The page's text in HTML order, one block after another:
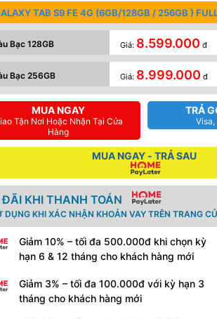
TAB S9 FE 4G (6GB/128GB / 256GB )
Bạc 128GB Giá: 8.599.000 đ
Bạc 256GB Giá: 8.999.000 đ
MUA NGAY
Tận Nơi Hoặc Nhận Tại Cửa
Hàng
TRẢ
Visa,
MUA NGAY - TRẢ SAU
KHI THANH TOÁN
DỤNG KHI XÁC NHẬN KHOẢN VAY TRÊN TRANG
Giảm 10% – tối đa 500.000đ khi chọn kỳ
hạn 6 & 12 tháng cho khách hàng mới
Giảm 3% – tối đa 100.000đ với kỳ hạn 3
tháng cho khách hàng mới